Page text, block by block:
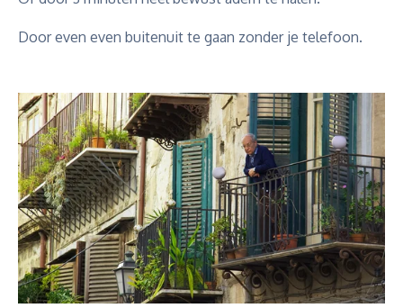
Door even even buitenuit te gaan zonder je telefoon.